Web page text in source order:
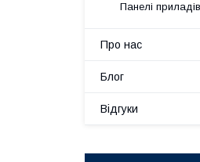
Панелі
Про нас
Блог
Відгуки